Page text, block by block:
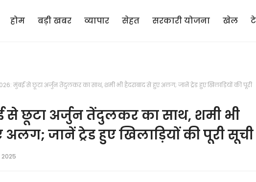
होम बड़ी खबर व्यापार सेहत सरकारी योजना खेल
मुंबई से छूटा अर्जुन तेंदुलकर का साथ, शमी भी हैदराबाद से हुए अलग; जानें ट्रेड हुए खिलाड़ियों की पूरी
से छूटा अर्जुन तेंदुलकर का साथ, शमी भी
अलग; जानें ट्रेड हुए खिलाड़ियों की पूरी सूची